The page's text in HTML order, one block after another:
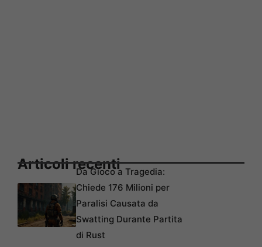
Articoli recentiDa Gioco a Tragedia:
Chiede 176 Milioni per
Paralisi Causata da
Swatting Durante Partita
di Rust